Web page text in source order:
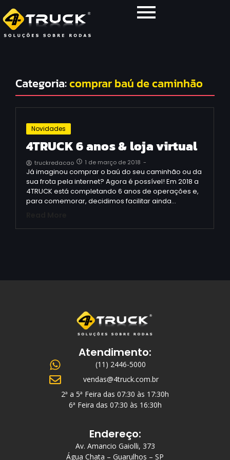
Categoria:comprar baú de caminhão
Novidades
4TRUCK 6 anos & loja virtual
truckredacao 1 de março de 2018 -
Já imaginou comprar o baú do seu caminhão ou da
sua frota pela internet? Agora é possível! Em 2018 a
4TRUCK está completando 6 anos de operações e,
para comemorar, decidimos facilitar ainda…
Atendimento:
(11) 2446-5000
vendas@4truck.com.br
2ª a 5ª Feira das 07:30 às 17:30h
6ª Feira das 07:30 às 16:30h
Endereço:
Av. Amancio Gaiolli, 373
Água Chata – Guarulhos – SP